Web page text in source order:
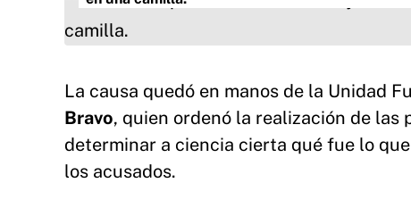
La causa quedó en manos de la Unidad
Bravo, quien ordenó la realización de las
determinar a ciencia cierta qué fue lo
los acusados.